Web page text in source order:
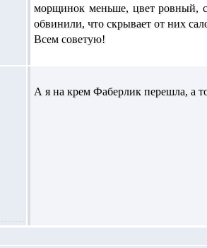
морщинок меньше, цвет ровный,
обвинили, что скрывает от них
Всем советую!
А я на крем Фаберлик перешла, а